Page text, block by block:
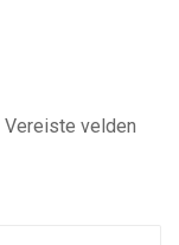
Vereiste velden